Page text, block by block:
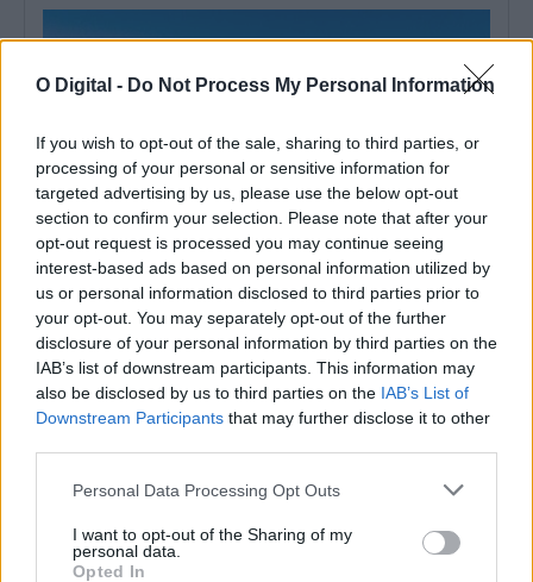
O Digital - Do Not Process My Personal Information
If you wish to opt-out of the sale, sharing to third parties, or
processing of your personal or sensitive information for
targeted advertising by us, please use the below opt-out
section to confirm your selection. Please note that after your
opt-out request is processed you may continue seeing
interest-based ads based on personal information utilized by
us or personal information disclosed to third parties prior to
your opt-out. You may separately opt-out of the further
disclosure of your personal information by third parties on the
IAB’s list of downstream participants. This information may
also be disclosed by us to third parties on the IAB’s List of
Downstream Participants that may further disclose it to other
Personal Data Processing Opt Outs
I want to opt-out of the Sharing of my
personal data.
Opted In
Prémios DECO: Avis conquista distinção nacional e Alentejo
soma três reconhecimentos
O Alentejo voltou a marcar presença entre os projetos
distinguidos pela DECO na terceira...
3 Junho, 2026 - 21:00